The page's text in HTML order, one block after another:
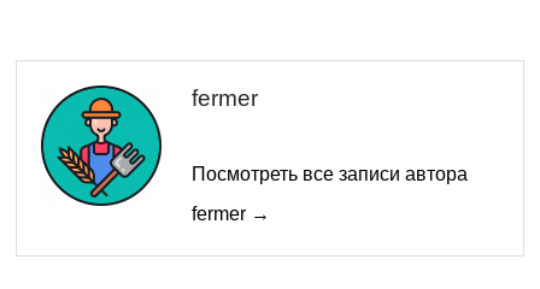
fermer
Посмотреть все записи автора
fermer →